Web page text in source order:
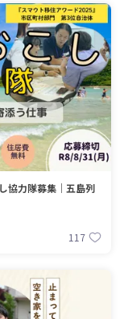
協力隊募集｜五島列
117